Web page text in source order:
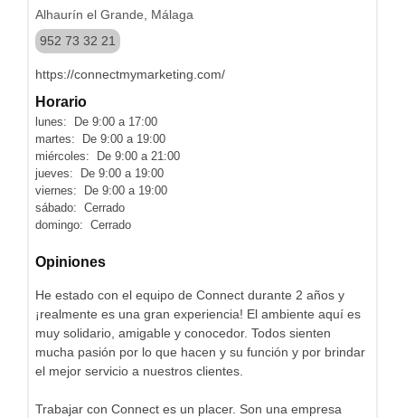
Alhaurín el Grande, Málaga
952 73 32 21
https://connectmymarketing.com/
Horario
lunes: De 9:00 a 17:00
martes: De 9:00 a 19:00
miércoles: De 9:00 a 21:00
jueves: De 9:00 a 19:00
viernes: De 9:00 a 19:00
sábado: Cerrado
domingo: Cerrado
Opiniones
He estado con el equipo de Connect durante 2 años y
¡realmente es una gran experiencia! El ambiente aquí es
muy solidario, amigable y conocedor. Todos sienten
mucha pasión por lo que hacen y su función y por brindar
el mejor servicio a nuestros clientes.
Trabajar con Connect es un placer. Son una empresa